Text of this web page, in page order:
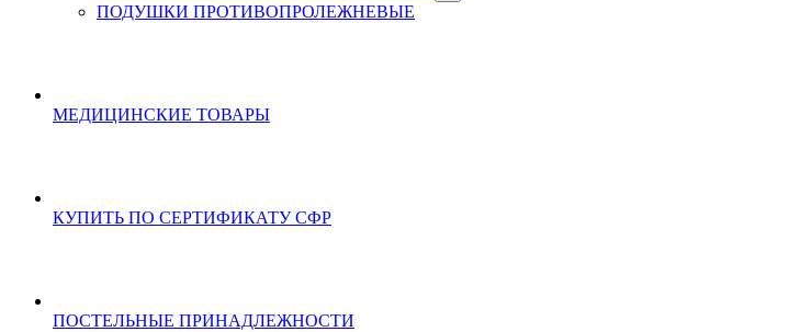
ПОДУШКИ ПРОТИВОПРОЛЕЖНЕВЫЕ
МЕДИЦИНСКИЕ ТОВАРЫ
КУПИТЬ ПО СЕРТИФИКАТУ СФР
ПОСТЕЛЬНЫЕ ПРИНАДЛЕЖНОСТИ